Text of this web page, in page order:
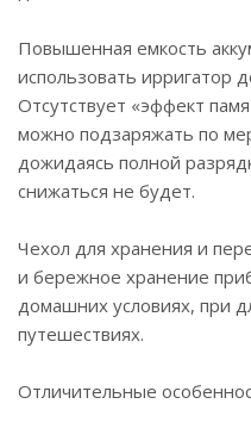
Повышенная емкость
использовать ирригатор
Отсутствует «эффект
можно подзаряжать по
дожидаясь полной
снижаться не будет.
Чехол для хранения и
и бережное хранение
домашних условиях, при
путешествиях.
Отличительные